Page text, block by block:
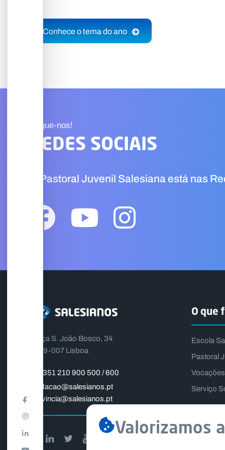
Conhece o tema do ano
Segue-nos!
REDES SOCIAIS
A Pastoral Juvenil Salesiana está nas
Praça S. João Bosco, 34
1399-007 Lisboa
+351 210 900 500 / 600
fundacao@salesianos.pt
provincia@salesianos.pt
O que
Escola
Pastoral
Vocações
Serviço
Valorizamos